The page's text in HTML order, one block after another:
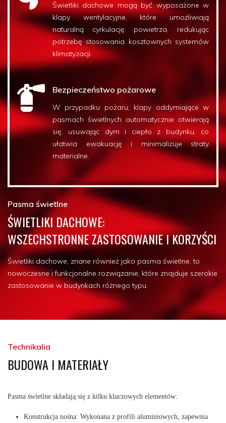
Świetliki dachowe mogą być wyposażone w
klapy wentylacyjne, które umożliwiają
naturalną cyrkulację powietrza, redukując
potrzebę stosowania kosztownych systemów
klimatyzacji.
Bezpieczeństwo pożarowe
W przypadku pożaru, klapy oddymiające w
pasmach świetlnych automatycznie otwierają
się, usuwając dym i ciepło z budynku, co
ułatwia ewakuację i minimalizuje straty
materialne.
Pasma świetlne
ŚWIETLIKI DACHOWE:
WSZECHSTRONNE ZASTOSOWANIE I KORZYŚCI
Świetliki dachowe, znane również jako pasma świetlne, to
nowoczesne i funkcjonalne rozwiązanie, które znajduje szerokie
zastosowanie w budynkach różnego typu.
Technikalia
BUDOWA I MATERIAŁY
Pasma świetlne składają się z kilku kluczowych elementów:
Konstrukcja nośna: Wykonana z profili aluminiowych, zapewnia